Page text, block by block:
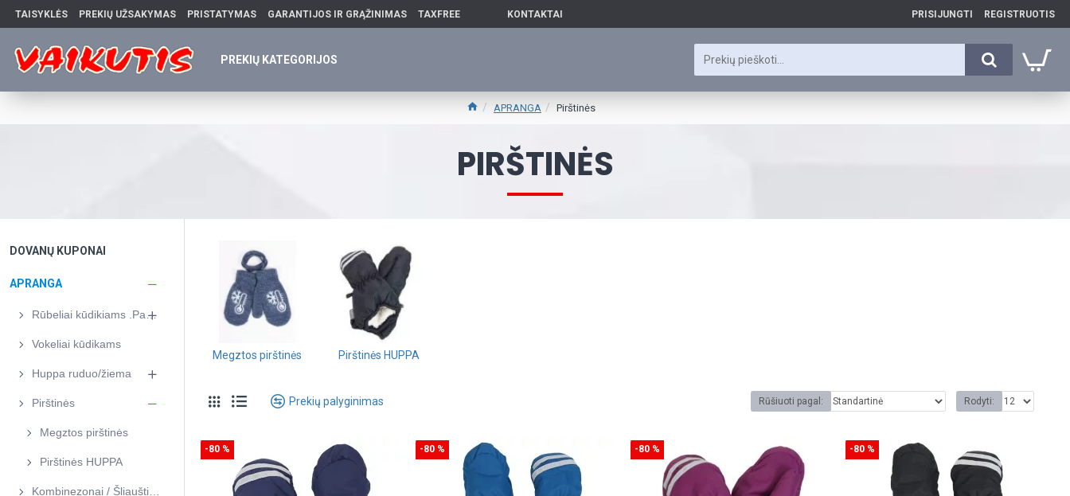
TAISYKLĖS PREKIŲ UŽSAKYMAS PRISTATYMAS GARANTIJOS IR GRĄŽINIMAS TAXFREE KONTAKTAI PRISIJUNGTI REGISTRUOTIS
PREKIŲ KATEGORIJOS
APRANGA Pirštinės
PIRŠTINĖS
DOVANŲ KUPONAI
APRANGA
Rūbeliai kūdikiams .Pagaminti Lietuvoje
Vokeliai kūdikams
Huppa ruduo/žiema
Pirštinės
Megztos pirštinės
Pirštinės HUPPA
Megztos pirštinės Pirštinės HUPPA
Prekių palyginimas Rūšiuoti pagal: Rodyti:
-80 % -80 % -80 % -80 %